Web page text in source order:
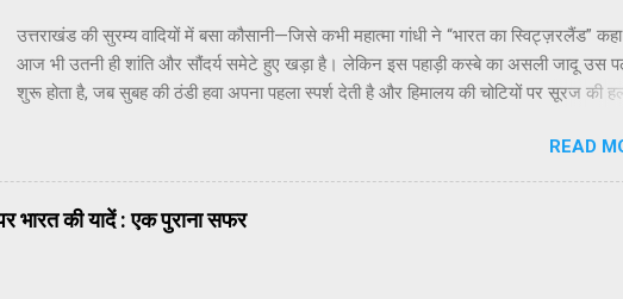
उत्तराखंड की सुरम्य वादियों में बसा कौसानी—जिसे कभी महात्मा गांधी ने “भारत का स्विट्ज़रलैंड”
आज भी उतनी ही शांति और सौंदर्य समेटे हुए खड़ा है। लेकिन इस पहाड़ी कस्बे का असली जादू उस
शुरू होता है, जब सुबह की ठंडी हवा अपना पहला स्पर्श देती है और हिमालय की चोटियों पर सूरज की
जिसे शब्दों में पूरा बाँधा नहीं जा सकता। मगर उस पल की सुंदरता को करीब से महसूस करने का
किया जा सकता है। पहाड़ों पर उगती रोशनी की पहली लहर सुबह के लगभग पाँच बजे जब आसमान
आधा नींद में होता है, पूरा कौसानी शांत और धीर-गंभीर दिखाई देता है। दूर से पक्षियों की हल्की
चीड़ के पेड़ों से आती ओस की सुगंध मिलकर माहौल को और भी पवित्र बना देती है। फिर पूर्व की ओर
READ
भारत की यादें : एक पुराना सफर